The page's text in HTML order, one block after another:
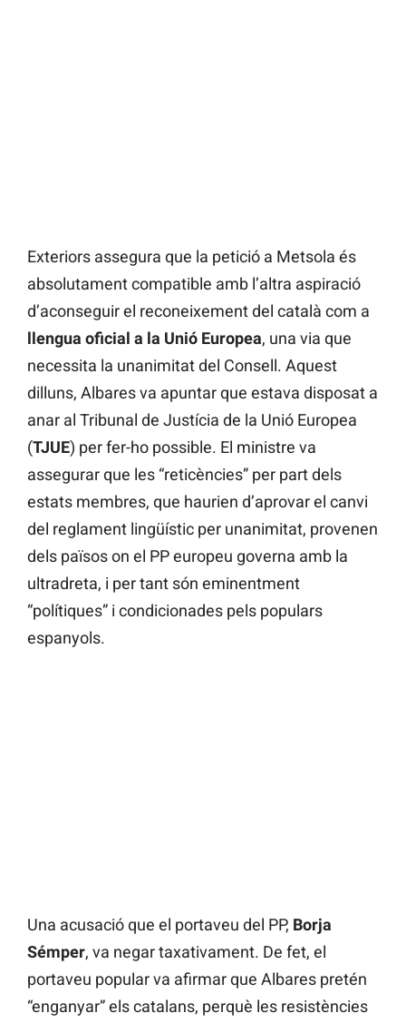
Exteriors assegura que la petició a Metsola és
absolutament compatible amb l’altra aspiració
d’aconseguir el reconeixement del català com a
llengua oficial a la Unió Europea, una via que
necessita la unanimitat del Consell. Aquest
dilluns, Albares va apuntar que estava disposat a
anar al Tribunal de Justícia de la Unió Europea
(TJUE) per fer-ho possible. El ministre va
assegurar que les “reticències” per part dels
estats membres, que haurien d’aprovar el canvi
del reglament lingüístic per unanimitat, provenen
dels països on el PP europeu governa amb la
ultradreta, i per tant són eminentment
“polítiques” i condicionades pels populars
espanyols.
Una acusació que el portaveu del PP, Borja
Sémper, va negar taxativament. De fet, el
portaveu popular va afirmar que Albares pretén
“enganyar” els catalans, perquè les resistències